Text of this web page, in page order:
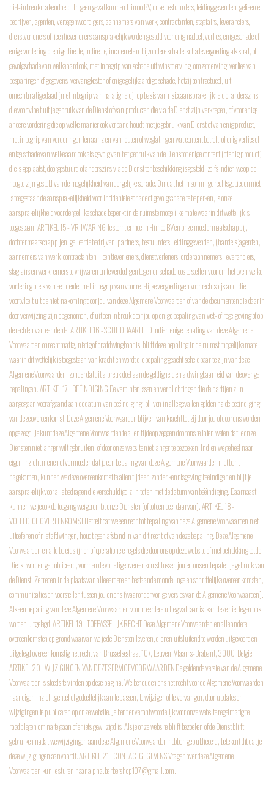
niet-inbreukmakendheid. In geen geval kunnen Himoo BV, onze bestuurders, leidinggevenden, gelieerde
bedrijven, agenten, vertegenwoordigers, aannemers van werk, contractanten, stagiairs, leveranciers,
dienstverleners of licentieverleners aansprakelijk worden gesteld voor enig nadeel, verlies, enige schade of
enige vordering of enige directe, indirecte, incidentele of bijzondere schade, schadevergoeding als straf, of
gevolgschade van welke aard ook, met inbegrip van schade uit winstderving, omzetderving, verlies van
besparingen of gegevens, vervangkosten of enige gelijkaardige schade, hetzij contractueel, uit
onrechtmatige daad (met inbegrip van nalatigheid), op basis van risicoaansprakelijkheid of anderszins,
die voortvloeit uit je gebruik van de Dienst of van producten die via de Dienst zijn verkregen, of voor enige
andere vordering die op welke manier ook verband houdt met je gebruik van Dienst of van enig product,
met inbegrip van vorderingen ten aanzien van fouten of weglatingen wat content betreft, of enig verlies of
enige schade van welke aard ook als gevolg van het gebruik van de Dienst of enige content (of enig product)
die is geplaatst, doorgestuurd of anderszins via de Dienst ter beschikking is gesteld, zelfs indien we op de
hoogte zijn gesteld van de mogelijkheid van dergelijke schade. Omdat het in sommige rechtsgebieden niet
is toegestaan de aansprakelijkheid voor incidentele schade of gevolgschade te beperken, is onze
aansprakelijkheid voor dergelijke schade beperkt in de ruimste mogelijke mate waarin dit wettelijk is
toegestaan.ARTIKEL 15 - VRIJWARING Je stemt ermee in Himoo BV en onze moedermaatschappij,
dochtermaatschappijen, gelieerde bedrijven, partners, bestuurders, leidinggevenden, (handels)agenten,
aannemers van werk, contractanten, licentieverleners, dienstverleners, onderaannemers, leveranciers,
stagiairs en werknemers te vrijwaren en te verdedigen tegen en schadeloos te stellen voor om het even welke
vordering of eis van een derde, met inbegrip van voor redelijke vergoedingen voor rechtsbijstand, die
voortvloeit uit de niet-nakoming door jou van deze Algemene Voorwaarden of van de documenten die daarin
door verwijzing zijn opgenomen, of uit een inbreuk door jou op enige bepaling van wet- of regelgeving of op
de rechten van een derde.ARTIKEL 16 - SCHEIDBAARHEIDIndien enige bepaling van deze Algemene
Voorwaarden onrechtmatig, nietig of onafdwingbaar is, blijft deze bepaling in de ruimst mogelijke mate
waarin dit wettelijk is toegestaan van kracht en wordt die bepaling geacht scheidbaar te zijn van deze
Algemene Voorwaarden, zonder dat dit afbreuk doet aan de geldigheid en afdwingbaarheid van de overige
bepalingen.ARTIKEL 17 - BEËINDIGING De verbintenissen en verplichtingen die de partijen zijn
aangegaan voorafgaand aan de datum van beëindiging, blijven in alle gevallen gelden na de beëindiging
van deze overeenkomst. Deze Algemene Voorwaarden blijven van kracht tot zij door jou of door ons worden
opgezegd. Je kunt deze Algemene Voorwaarden te allen tijde opzeggen door ons te laten weten dat je onze
Diensten niet langer wilt gebruiken, of door onze website niet langer te bezoeken. Indien we geheel naar
eigen inzicht menen of vermoeden dat je een bepaling van deze Algemene Voorwaarden niet bent
nagekomen, kunnen we deze overeenkomst te allen tijde en zonder kennisgeving beëindigen en blijf je
aansprakelijk voor alle bedragen die verschuldigd zijn tot en met de datum van beëindiging. Daarnaast
kunnen we je ook de toegang weigeren tot onze Diensten (of tot een deel daarvan).ARTIKEL 18 -
VOLLEDIGE OVEREENKOMSTHet feit dat we een recht of bepaling van deze Algemene Voorwaarden niet
uitoefenen of niet afdwingen, houdt geen afstand in van dit recht of van deze bepaling. Deze Algemene
Voorwaarden en alle beleidslijnen of operationele regels die door ons op deze website of met betrekking tot de
Dienst worden gepubliceerd, vormen de volledige overeenkomst tussen jou en ons en bepalen je gebruik van
de Dienst. Ze treden in de plaats van alle eerdere en bestaande mondelinge en schriftelijke overeenkomsten,
communicaties en voorstellen tussen jou en ons (waaronder vorige versies van de Algemene Voorwaarden).
Als een bepaling van deze Algemene Voorwaarden voor meerdere uitleg vatbaar is, kan deze niet tegen ons
worden uitgelegd.ARTIKEL 19 - TOEPASSELIJK RECHTDeze Algemene Voorwaarden en alle andere
overeenkomsten op grond waarvan we je de Diensten leveren, dienen uitsluitend te worden uitgevoerd en
uitgelegd overeenkomstig het recht van Brusselsestraat 107, Leuven, Vlaams-Brabant, 3000, België.
ARTIKEL 20 - WIJZIGINGEN VAN DEZE SERVICEVOORWAARDENDe geldende versie van de Algemene
Voorwaarden is steeds te vinden op deze pagina. We behouden ons het recht voor de Algemene Voorwaarden
naar eigen inzicht geheel of gedeeltelijk aan te passen, te wijzigen of te vervangen, door updates en
wijzigingen te publiceren op onze website. Je bent er verantwoordelijk voor onze website regelmatig te
raadplegen om na te gaan of er iets gewijzigd is. Als je onze website blijft bezoeken of de Dienst blijft
gebruiken nadat we wijzigingen aan deze Algemene Voorwaarden hebben gepubliceerd, betekent dit dat je
deze wijzigingen aanvaardt.ARTIKEL 21 - CONTACTGEGEVENSVragen over deze Algemene
Voorwaarden kun je sturen naar alpha.barbershop107@gmail.com.